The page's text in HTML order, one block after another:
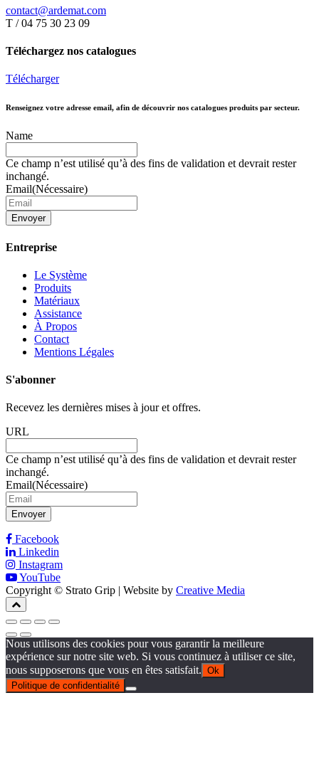
contact@ardemat.com
T / 04 75 30 23 09
Téléchargez nos catalogues
Télécharger
Renseignez votre adresse email, afin de découvrir nos catalogues produits par secteur.
Name
Ce champ n’est utilisé qu’à des fins de validation et devrait rester
inchangé.
Email(Nécessaire)
Envoyer
Entreprise
Le Système
Produits
Matériaux
Assistance
À Propos
Contact
Mentions Légales
S'abonner
Recevez les dernières mises à jour et offres.
URL
Ce champ n’est utilisé qu’à des fins de validation et devrait rester
inchangé.
Email(Nécessaire)
Envoyer
Facebook
Linkedin
Instagram
YouTube
Copyright © Strato Grip | Website by Creative Media
Nous utilisons des cookies pour vous garantir la meilleure
expérience sur notre site web. Si vous continuez à utiliser ce site,
nous supposerons que vous en êtes satisfait. Ok
Politique de confidentialité